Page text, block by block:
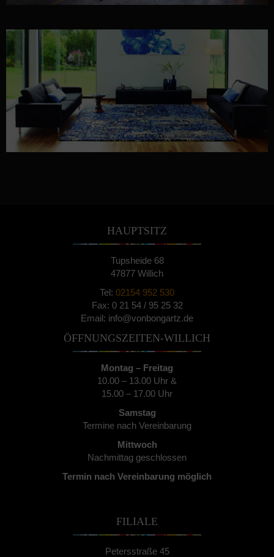
HAUPTSITZ
Tupsheide 68
47877 Willich
Tel: 02154 952 530
Fax: 0 21 54 / 95 25 32
Email: info@vonbongartz.de
ÖFFNUNGSZEITEN-WILLICH
Montag – Freitag
10.00 – 13.00 Uhr &
15.00 – 17.00 Uhr
Samstag
Termine nach Vereinbarung
Mittwoch
Nachmittag geschlossen
Termin nach Vereinbarung möglich
FILIALE
Petersstraße 45